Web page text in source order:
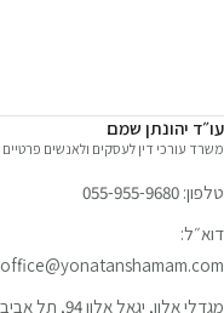
עו״ד יהונתן שמם
משרד עורכי דין לעסקים ולאנשים פרטיים
טלפון: 055-955-9680
דוא״ל:
office@yonatanshamam.com
מגדלי אלון, יגאל אלון 94, תל אביב